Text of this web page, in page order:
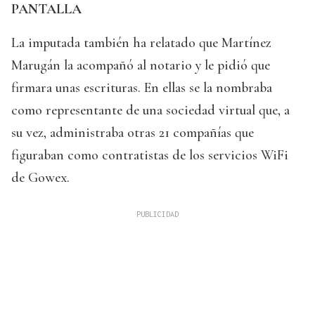
PANTALLA
La imputada también ha relatado que Martínez
Marugán la acompañó al notario y le pidió que
firmara unas escrituras. En ellas se la nombraba
como representante de una sociedad virtual que, a
su vez, administraba otras 21 compañías que
figuraban como contratistas de los servicios WiFi
de Gowex.